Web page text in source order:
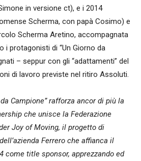
in versione ct), e i 2014
Scherma, con papà Cosimo) e
Scherma Aretino, accompagnata
i protagonisti di “Un Giorno da
– seppur con gli “adattamenti” del
di lavoro previste nel ritiro Assoluti.
da Campione” rafforza ancor di più la
che unisce la Federazione
Joy of Moving, il progetto di
Ferrero che affianca il
come title sponsor, apprezzando ed